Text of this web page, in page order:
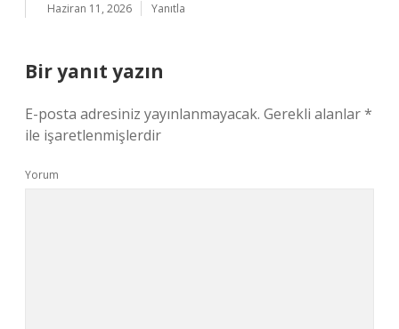
Haziran 11, 2026 Yanıtla
Bir yanıt yazın
E-posta adresiniz yayınlanmayacak. Gerekli alanlar*
ile işaretlenmişlerdir
Yorum